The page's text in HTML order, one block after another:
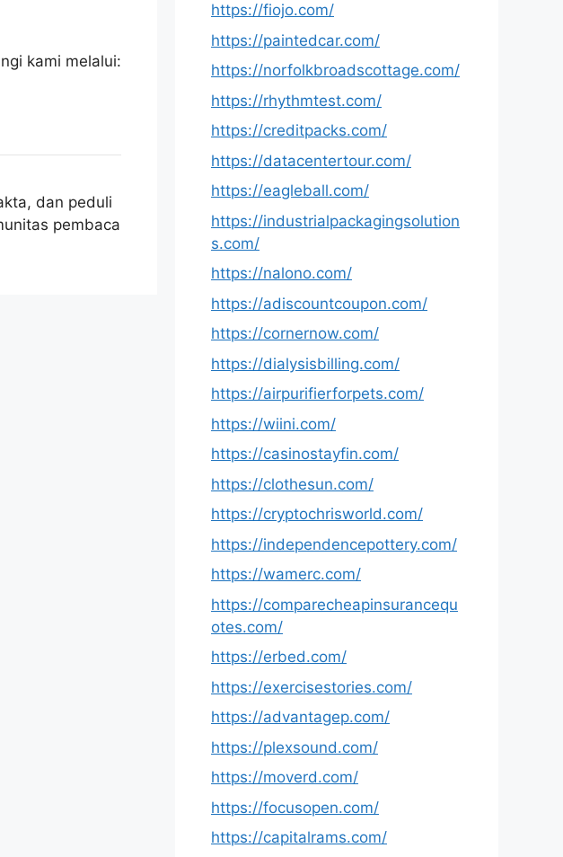
kami melalui:
dan peduli
pembaca
https://fiojo.com/
https://paintedcar.com/
https://norfolkbroadscottage.com/
https://rhythmtest.com/
https://creditpacks.com/
https://datacentertour.com/
https://eagleball.com/
https://industrialpackagingsolution
s.com/
https://nalono.com/
https://adiscountcoupon.com/
https://cornernow.com/
https://dialysisbilling.com/
https://airpurifierforpets.com/
https://wiini.com/
https://casinostayfin.com/
https://clothesun.com/
https://cryptochrisworld.com/
https://independencepottery.com/
https://wamerc.com/
https://comparecheapinsurancequ
otes.com/
https://erbed.com/
https://exercisestories.com/
https://advantagep.com/
https://plexsound.com/
https://moverd.com/
https://focusopen.com/
https://capitalrams.com/